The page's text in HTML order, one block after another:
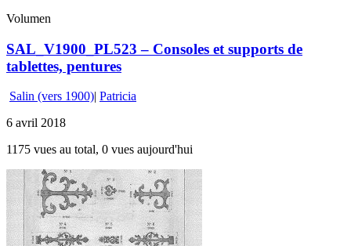
Volumen
SAL_V1900_PL523 – Consoles et supports de
tablettes, pentures
Salin (vers 1900)| Patricia
6 avril 2018
1175 vues au total, 0 vues aujourd'hui